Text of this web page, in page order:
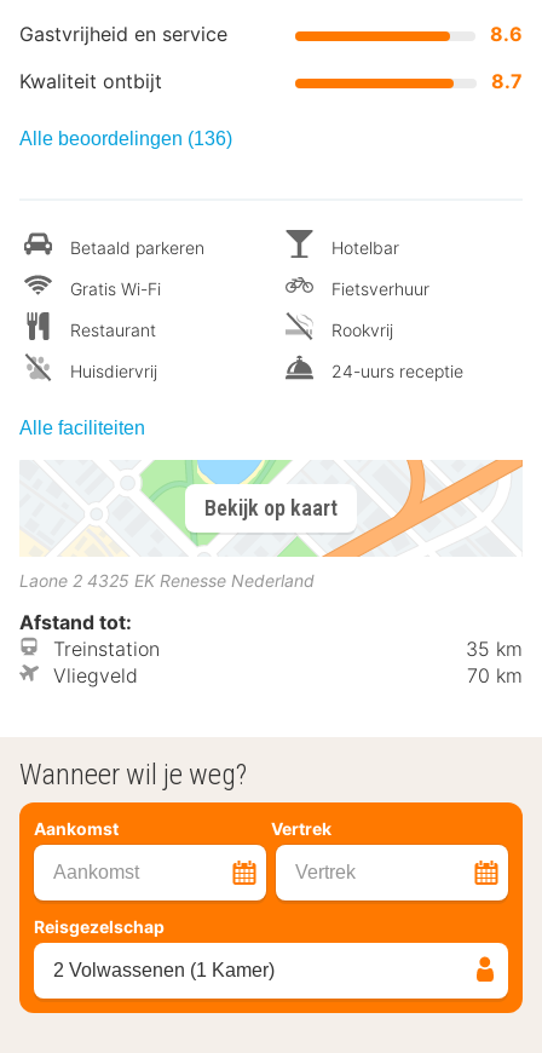
Gastvrijheid en service
8.6
Kwaliteit ontbijt
8.7
Alle beoordelingen (136)
Betaald parkeren
Gratis Wi-Fi
Restaurant
Huisdiervrij
Hotelbar
Fietsverhuur
Rookvrij
24-uurs receptie
Alle faciliteiten
Bekijk op kaart
Laone 2 4325 EK Renesse Nederland
Afstand tot:
Treinstation
35 km
Vliegveld
70 km
Wanneer wil je weg?
Aankomst Vertrek
Aankomst Vertrek
Reisgezelschap
2 Volwassenen (1 Kamer)